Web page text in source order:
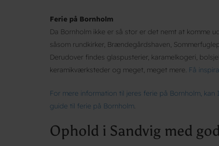
Ferie på Bornholm
Da Bornholm ikke er så stor er det nemt at komme
såsom rundkirker, Brændegårdshaven,
Derudover findes glaspusterier, karamelkogeri,
keramikværksteder og meget, meget mere. Få
For mere information til jeres ferie på Bornholm,
guide til ferie på Bornholm
Ophold i Sandvig med